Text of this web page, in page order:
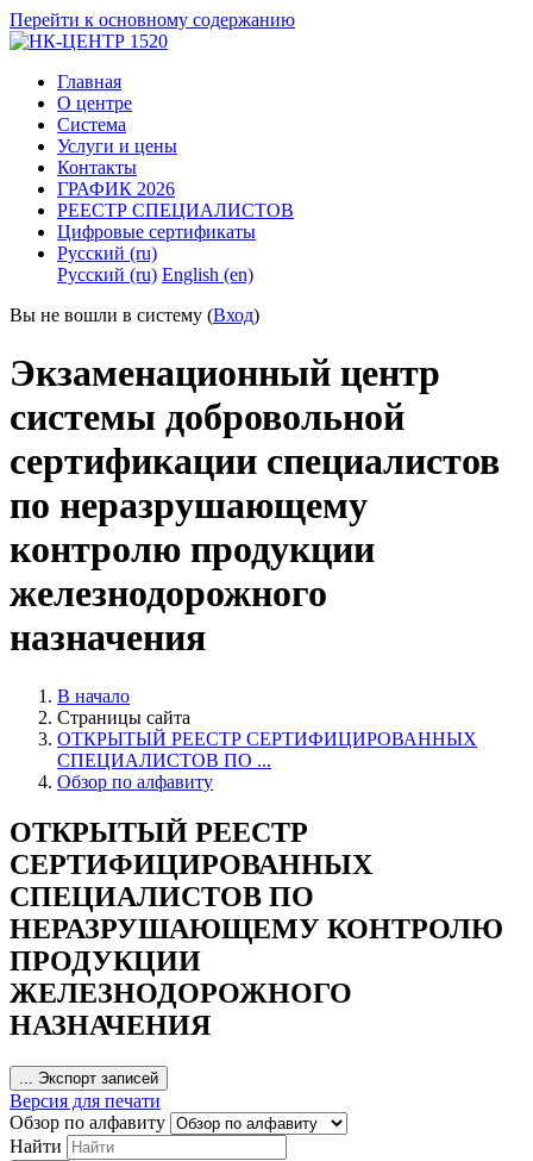
Перейти к основному содержанию
Главная
О центре
Система
Услуги и цены
Контакты
ГРАФИК 2026
РЕЕСТР СПЕЦИАЛИСТОВ
Цифровые сертификаты
Русский ‎(ru)‎
Русский ‎(ru)‎ English ‎(en)‎
Вы не вошли в систему (Вход)
Экзаменационный центр
системы добровольной
сертификации специалистов
по неразрушающему
контролю продукции
железнодорожного
назначения
В начало
Страницы сайта
ОТКРЫТЫЙ РЕЕСТР СЕРТИФИЦИРОВАННЫХ
СПЕЦИАЛИСТОВ ПО ...
Обзор по алфавиту
ОТКРЫТЫЙ РЕЕСТР
СЕРТИФИЦИРОВАННЫХ
СПЕЦИАЛИСТОВ ПО
НЕРАЗРУШАЮЩЕМУ КОНТРОЛЮ
ПРОДУКЦИИ
ЖЕЛЕЗНОДОРОЖНОГО
НАЗНАЧЕНИЯ
Экспорт записей
Версия для печати
Обзор по алфавиту
Найти